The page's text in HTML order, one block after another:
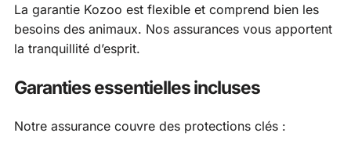
La garantie Kozoo est flexible et comprend bien les
besoins des animaux. Nos assurances vous apportent
la tranquillité d’esprit.
Garanties essentielles incluses
Notre assurance couvre des protections clés :